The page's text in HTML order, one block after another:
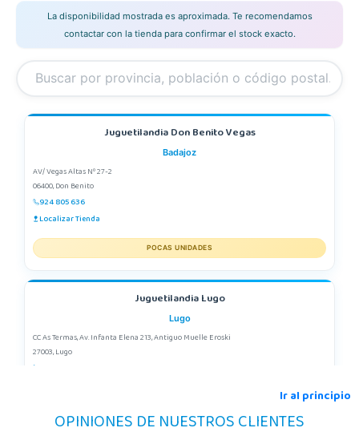
La disponibilidad mostrada es aproximada. Te recomendamos
contactar con la tienda para confirmar el stock exacto.
Juguetilandia Don Benito Vegas
Badajoz
AV/ Vegas Altas Nº 27-2
06400, Don Benito
924 805 636
Localizar Tienda
POCAS UNIDADES
Juguetilandia Lugo
Lugo
CC As Termas, Av. Infanta Elena 213, Antiguo Muelle Eroski
27003, Lugo
Ir al principio
OPINIONES DE NUESTROS CLIENTES